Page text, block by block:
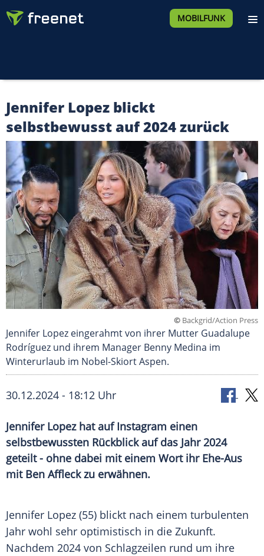
MOBILFUNK
Jennifer Lopez blickt
selbstbewusst auf 2024 zurück
© Backgrid/Action Press
Jennifer Lopez eingerahmt von ihrer Mutter Guadalupe
Rodríguez und ihrem Manager Benny Medina im
Winterurlaub im Nobel-Skiort Aspen.
30.12.2024 - 18:12 Uhr
Jennifer Lopez hat auf Instagram einen
selbstbewussten Rückblick auf das Jahr 2024
geteilt - ohne dabei mit einem Wort ihr Ehe-Aus
mit Ben Affleck zu erwähnen.
Jennifer Lopez (55) blickt nach einem turbulenten
Jahr wohl sehr optimistisch in die Zukunft.
Nachdem 2024 von Schlagzeilen rund um ihre